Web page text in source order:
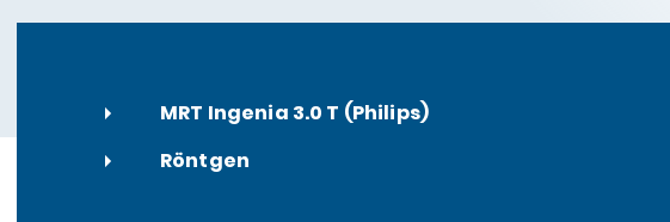
MRT Ingenia 3.0 T (Philips)
Röntgen